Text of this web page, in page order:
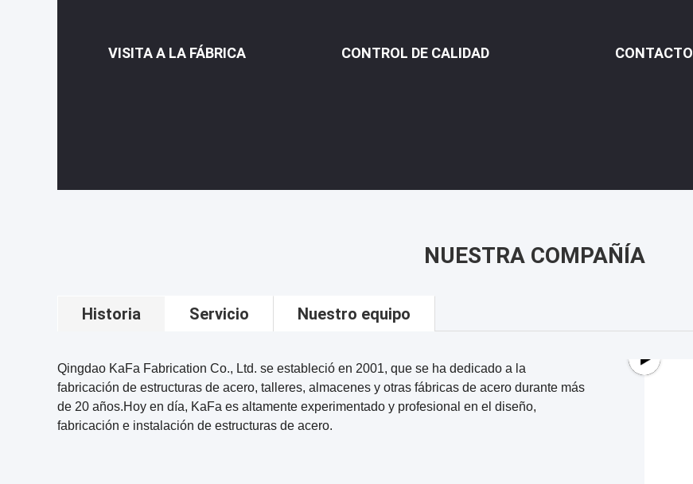
VISITA A LA FÁBRICA CONTROL DE CALIDAD CONTACTO
NUESTRA COMPAÑÍA
Historia Servicio Nuestro equipo
Qingdao KaFa Fabrication Co., Ltd. se estableció en 2001, que se ha dedicado a la
fabricación de estructuras de acero, talleres, almacenes y otras fábricas de acero durante más
de 20 años.Hoy en día, KaFa es altamente experimentado y profesional en el diseño,
fabricación e instalación de estructuras de acero.